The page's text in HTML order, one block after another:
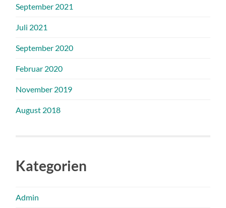
September 2021
Juli 2021
September 2020
Februar 2020
November 2019
August 2018
Kategorien
Admin